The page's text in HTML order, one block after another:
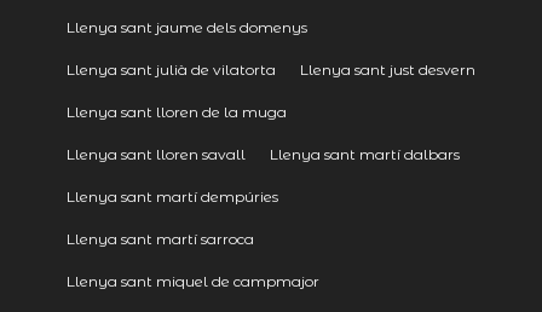
Llenya sant jaume dels domenys
Llenya sant julià de vilatorta Llenya sant just desvern
Llenya sant lloren de la muga
Llenya sant lloren savall Llenya sant martí dalbars
Llenya sant martí dempúries
Llenya sant martí sarroca
Llenya sant miquel de campmajor